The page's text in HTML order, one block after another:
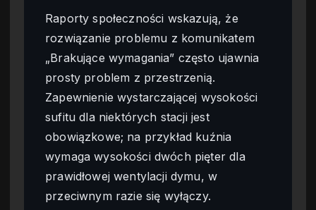
Raporty społeczności wskazują, że
rozwiązanie problemu z komunikatem
„Brakujące wymagania” często ujawnia
prosty problem z przestrzenią.
Zapewnienie wystarczającej wysokości
sufitu dla niektórych stacji jest
obowiązkowe; na przykład kuźnia
wymaga wysokości dwóch pięter dla
prawidłowej wentylacji dymu, w
przeciwnym razie się wyłączy.